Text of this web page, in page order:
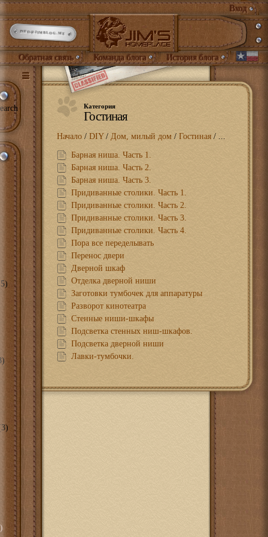
Вход
INFO@JIMBLOG.ME
Обратная связь Команда блога История блога
Категория
Гостиная
Начало / DIY/ Дом, милый дом / Гостиная / ...
Барная ниша. Часть 1.
Барная ниша. Часть 2.
Барная ниша. Часть 3.
Придиванные столики. Часть 1.
Придиванные столики. Часть 2.
Придиванные столики. Часть 3.
Придиванные столики. Часть 4.
Пора все переделывать
Перенос двери
Дверной шкаф
Отделка дверной ниши
Заготовки тумбочек для аппаратуры
Разворот кинотеатра
Стенные ниши-шкафы
Подсветка стенных ниш-шкафов.
Подсветка дверной ниши
Лавки-тумбочки.